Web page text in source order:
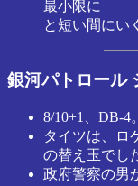
最小限に
と短い間にい
銀河パトロール
8/10+1、DB-4。
タイツは、ロ
の替え玉でし
政府警察の男